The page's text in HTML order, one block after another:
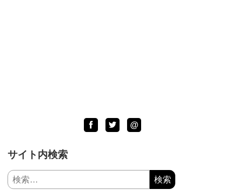
Facebook
TwitterLINE
@
サイト内検索
検
索: